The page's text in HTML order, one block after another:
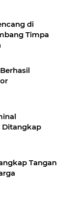
di
Timpa
Ditangkap
Tangan